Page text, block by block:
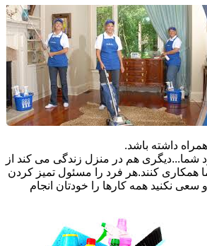
داشته باشد.
شما...دیگری هم در منزل زندگی می کند از
شما همکاری کنند.هر فرد را مسئول تمیز کردن
سعی نکنید همه کارها را خودتان انجام